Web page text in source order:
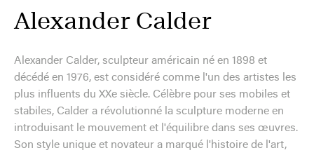
Alexander Calder
Alexander Calder, sculpteur américain né en 1898 et
décédé en 1976, est considéré comme l'un des artistes les
plus influents du XXe siècle. Célèbre pour ses mobiles et
stabiles, Calder a révolutionné la sculpture moderne en
introduisant le mouvement et l'équilibre dans ses œuvres.
Son style unique et novateur a marqué l'histoire de l'art,